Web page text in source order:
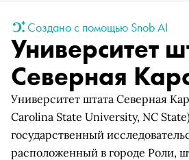
Создано с помощью Snob AI
Университет
Северная
Университет штата Северная
Carolina State University, NC
государственный
расположенный в городе Роли,